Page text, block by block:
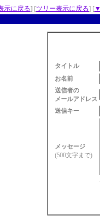
示に戻る] [ツリー表示に戻る] [▼
タイトル
お名前
送信者の
メールアドレス
送信キー
メッセージ
(500文字まで)